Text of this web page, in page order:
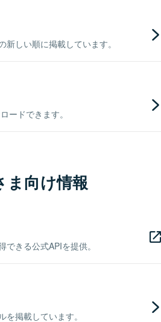
しい順に掲載しています。
ードできます。
ま向け情報
きる公式APIを提供。
掲載しています。